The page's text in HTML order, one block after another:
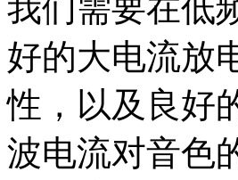
我们需要在低
好的大电流放
性，以及良好
波电流对音色